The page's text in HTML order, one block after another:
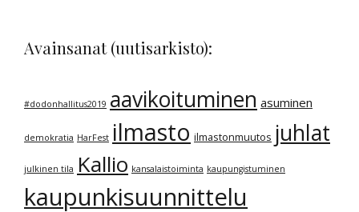
Avainsanat (uutisarkisto):
#dodonhallitus2019 aavikoituminen asuminen
demokratia HarFest ilmasto ilmastonmuutos juhlat
julkinen tila Kallio kansalaistoiminta kaupungistuminen
kaupunkisuunnittelu